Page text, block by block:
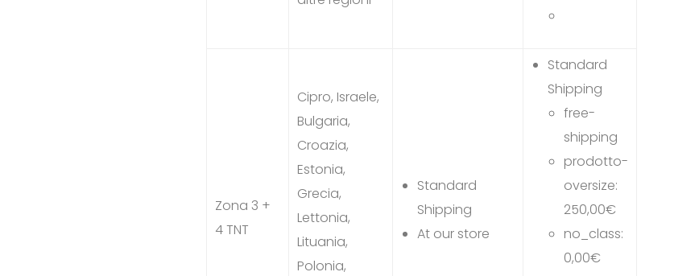
Zona 3 +
4 TNT
Cipro, Israele,
Bulgaria,
Croazia,
Estonia,
Grecia,
Lettonia,
Lituania,
Polonia,
Standard
Shipping
At our store
Standard
Shipping
free-
shipping
prodotto-
oversize:
250,00€
no_class:
0,00€